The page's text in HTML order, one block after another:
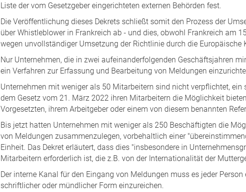
Liste der vom Gesetzgeber eingerichteten externen Behörden fest.
Die Veröffentlichung dieses Dekrets schließt somit den Prozess der
über Whistleblower in Frankreich ab - und dies, obwohl Frankreich am
wegen unvollständiger Umsetzung der Richtlinie durch die Europäische
Nur Unternehmen, die in zwei aufeinanderfolgenden Geschäftsjahren
ein Verfahren zur Erfassung und Bearbeitung von Meldungen
Unternehmen mit weniger als 50 Mitarbeitern sind nicht verpflichtet,
dem Gesetz vom 21. März 2022 ihren Mitarbeitern die Möglichkeit
Vorgesetzten, ihrem Arbeitgeber oder einem von diesem benannten
Bis jetzt hatten Unternehmen mit weniger als 250 Beschäftigten die
von Meldungen zusammenzulegen, vorbehaltlich einer
Einheit. Das Dekret erläutert, dass dies "insbesondere in
Mitarbeitern erforderlich ist, die z.B. von der Internationalität der
Der interne Kanal für den Eingang von Meldungen muss es jeder
schriftlicher oder mündlicher Form einzureichen.